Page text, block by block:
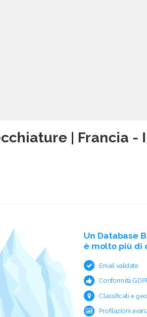
| Francia -
Un Database
è molto più di
Email validate
Conformità
Classificati e
Profilazioni